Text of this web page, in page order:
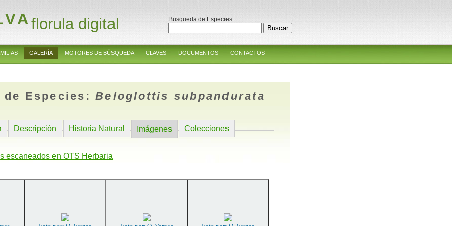
florula digital Busqueda de Especies:
GALERÍA MOTORES DE BÚSQUEDA CLAVES DOCUMENTOS CONTACTOS
de Especies:Beloglottis subpandurata
Descripción Historia Natural Imágenes Colecciones
escaneados en OTS Herbaria